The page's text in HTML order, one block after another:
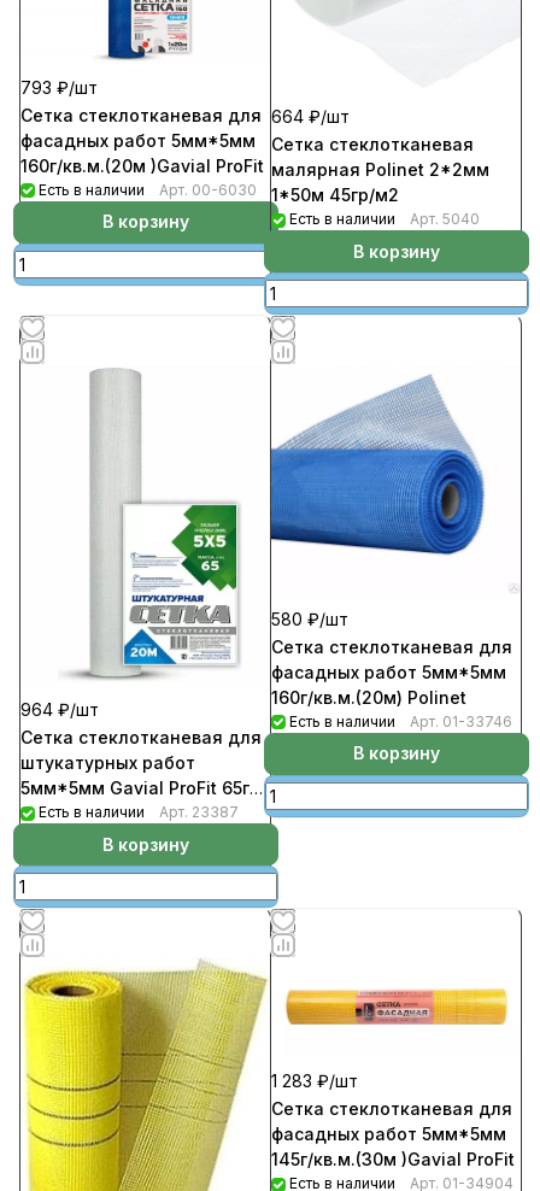
793 ₽/шт
Сетка стеклотканевая для
фасадных работ 5мм*5мм
160г/кв.м.(20м )Gavial ProFit
Есть в наличии Арт. 00-6030
В корзину
664 ₽/шт
Сетка стеклотканевая
малярная Polinet 2*2мм
1*50м 45гр/м2
Есть в наличии Арт. 5040
В корзину
964 ₽/шт
Сетка стеклотканевая для
штукатурных работ
5мм*5мм Gavial ProFit 65гр/
м3 (50м)
Есть в наличии Арт. 23387
В корзину
580 ₽/шт
Сетка стеклотканевая для
фасадных работ 5мм*5мм
160г/кв.м.(20м) Polinet
Есть в наличии Арт. 01-33746
В корзину
1 283 ₽/шт
Сетка стеклотканевая для
фасадных работ 5мм*5мм
145г/кв.м.(30м )Gavial ProFit
Есть в наличии Арт. 01-34904